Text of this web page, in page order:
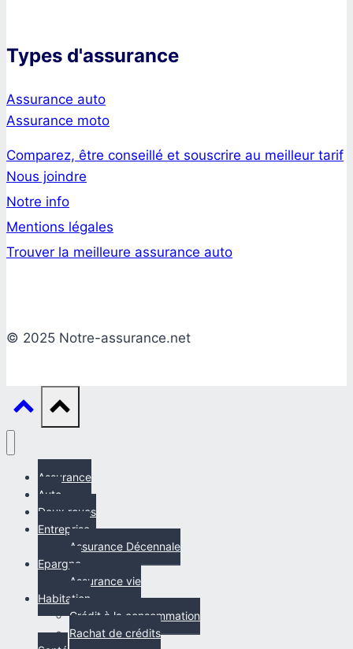
Types d'assurance
Assurance auto
Assurance moto
Comparez, être conseillé et souscrire au meilleur tarif
Nous joindre
Notre info
Mentions légales
Trouver la meilleure assurance auto
© 2025 Notre-assurance.net
Assurance
Auto
Deux roues
Entreprise
Assurance Décennale
Epargne
Assurance vie
Habitation
Crédit à la consommation
Rachat de crédits